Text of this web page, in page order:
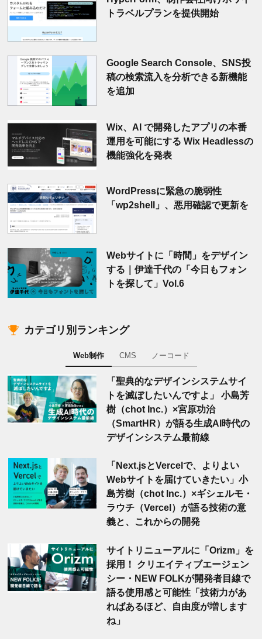
トラベルプランを提供開始
Google Search Console、SNS投
稿の検索流入を分析できる新機能
を追加
Wix、AI で開発したアプリの本番
運用を可能にする Wix Headlessの
機能強化を発表
WordPressに緊急の脆弱性
「wp2shell」、悪用確認で更新を
Webサイトに「時間」をデザイン
する｜伊達千代の「今日もフォン
トを探して」Vol.6
カテゴリ別ランキング
Web制作 CMS ノーコード
「聖典的なデザインシステムサイ
トを滅ぼしたいんですよ」 小島芳
樹（chot Inc.）×宮原功治
（SmartHR）が語る生成AI時代の
デザインシステム最前線
「Next.jsとVercelで、よりよい
Webサイトを届けていきたい」小
島芳樹（chot Inc.）×ギシェルモ・
ラウチ（Vercel）が語る技術の意
義と、これからの開発
サイトリニューアルに「Orizm」を
採用！ クリエイティブエージェン
シー・NEW FOLKが開発者目線で
語る使用感と可能性「技術力があ
ればあるほど、自由度が増します
ね」